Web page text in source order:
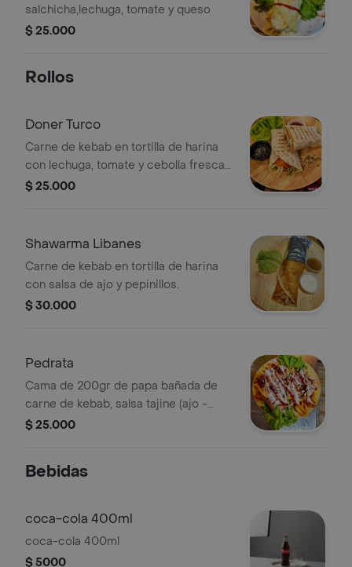
salchicha,lechuga, tomate y queso
$ 25.000
Rollos
Doner Turco
Carne de kebab en tortilla de harina
con lechuga, tomate y cebolla fresca
en salsa turca y yogurt.
$ 25.000
Shawarma Libanes
Carne de kebab en tortilla de harina
con salsa de ajo y pepinillos.
$ 30.000
Pedrata
Cama de 200gr de papa bañada de
carne de kebab, salsa tajine (ajo -
ajonjoli - yogurt) y vegetales
$ 25.000
Bebidas
coca-cola 400ml
coca-cola 400ml
$ 5000